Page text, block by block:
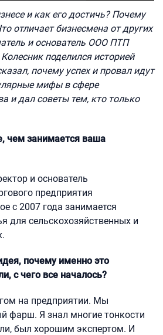
и как его достичь? Почему
отличает бизнесмена от других
и основатель ООО ПТП
поделился историей
почему успех и провал идут
мифы в сфере
и дал советы тем, кто только
чем занимается ваша
и основатель
предприятия
с 2007 года занимается
для сельскохозяйственных и
почему именно это
с чего все началось?
на предприятии. Мы
фарш. Я знал многие тонкости
был хорошим экспертом. И